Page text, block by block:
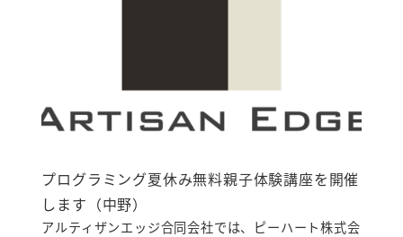
プログラミング夏休み無料親子体験講座を開催
します（中野）
アルティザンエッジ合同会社では、ピーハート株式会